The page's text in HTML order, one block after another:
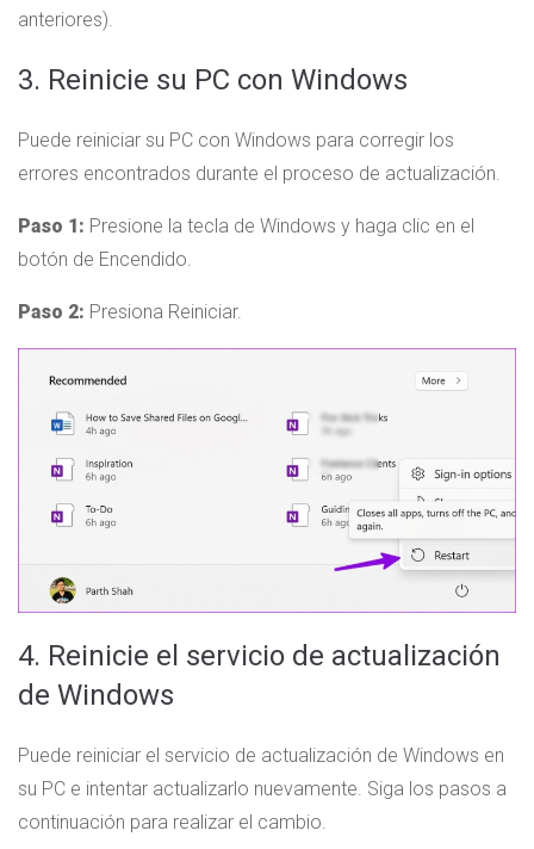
anteriores).
3. Reinicie su PC con Windows
Puede reiniciar su PC con Windows para corregir los
errores encontrados durante el proceso de actualización.
Paso 1: Presione la tecla de Windows y haga clic en el
botón de Encendido.
Paso 2: Presiona Reiniciar.
4. Reinicie el servicio de actualización
de Windows
Puede reiniciar el servicio de actualización de Windows en
su PC e intentar actualizarlo nuevamente. Siga los pasos a
continuación para realizar el cambio.